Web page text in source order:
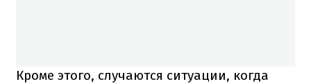
Кроме этого, случаются ситуации, когда